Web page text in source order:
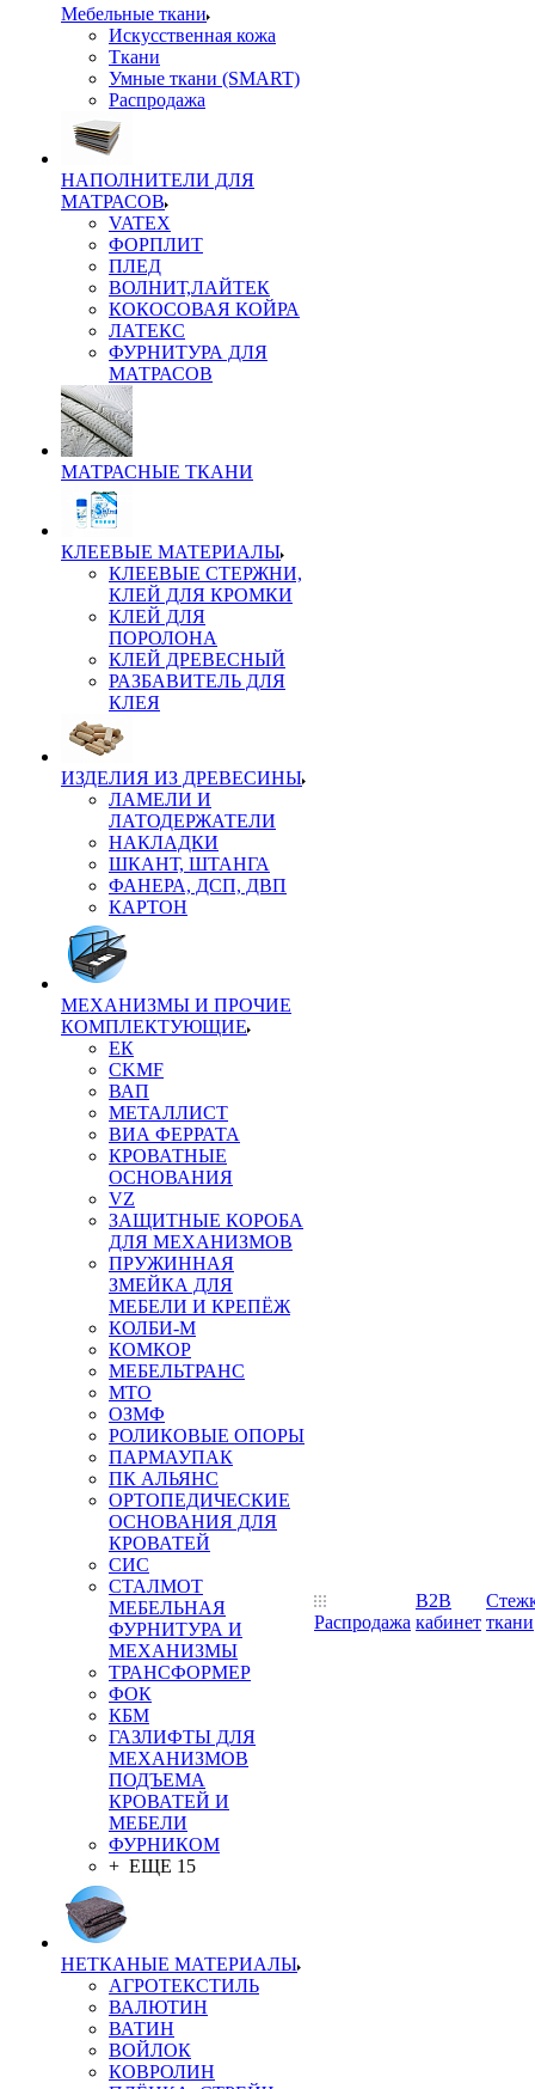
Мебельные ткани
Искусственная кожа
Ткани
Умные ткани (SMART)
Распродажа
НАПОЛНИТЕЛИ ДЛЯ
МАТРАСОВ
VATEX
ФОРПЛИТ
ПЛЕД
ВОЛНИТ,ЛАЙТЕК
КОКОСОВАЯ КОЙРА
ЛАТЕКС
ФУРНИТУРА ДЛЯ
МАТРАСОВ
МАТРАСНЫЕ ТКАНИ
КЛЕЕВЫЕ МАТЕРИАЛЫ
КЛЕЕВЫЕ СТЕРЖНИ,
КЛЕЙ ДЛЯ КРОМКИ
КЛЕЙ ДЛЯ
ПОРОЛОНА
КЛЕЙ ДРЕВЕСНЫЙ
РАЗБАВИТЕЛЬ ДЛЯ
КЛЕЯ
ИЗДЕЛИЯ ИЗ ДРЕВЕСИНЫ
ЛАМЕЛИ И
ЛАТОДЕРЖАТЕЛИ
НАКЛАДКИ
ШКАНТ, ШТАНГА
ФАНЕРА, ДСП, ДВП
КАРТОН
МЕХАНИЗМЫ И ПРОЧИЕ
КОМПЛЕКТУЮЩИЕ
ЕК
CKMF
ВАП
МЕТАЛЛИСТ
ВИА ФЕРРАТА
КРОВАТНЫЕ
ОСНОВАНИЯ
VZ
ЗАЩИТНЫЕ КОРОБА
ДЛЯ МЕХАНИЗМОВ
ПРУЖИННАЯ
ЗМЕЙКА ДЛЯ
МЕБЕЛИ И КРЕПЁЖ
КОЛБИ-М
КОМКОР
МЕБЕЛЬТРАНС
MTO
ОЗМФ
РОЛИКОВЫЕ ОПОРЫ
ПАРМАУПАК
ПК АЛЬЯНС
ОРТОПЕДИЧЕСКИЕ
ОСНОВАНИЯ ДЛЯ
КРОВАТЕЙ
СИС
СТАЛМОТ
МЕБЕЛЬНАЯ
ФУРНИТУРА И
МЕХАНИЗМЫ
ТРАНСФОРМЕР
ФОК
КБМ
ГАЗЛИФТЫ ДЛЯ
МЕХАНИЗМОВ
ПОДЪЕМА
КРОВАТЕЙ И
МЕБЕЛИ
ФУРНИКОМ
+ ЕЩЕ 15
НЕТКАНЫЕ МАТЕРИАЛЫ
АГРОТЕКСТИЛЬ
ВАЛЮТИН
ВАТИН
ВОЙЛОК
КОВРОЛИН
Распродажа
B2B
кабинет ткани